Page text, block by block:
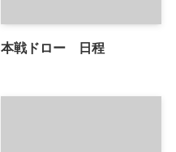
本戦ドロー 日程